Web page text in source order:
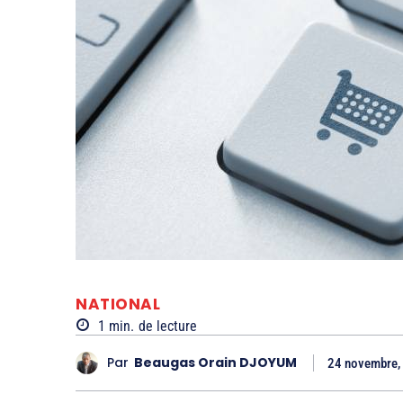
NATIONAL
1 min. de lecture
Par Beaugas Orain DJOYUM 24